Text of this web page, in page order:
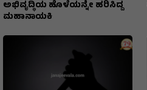
ಅಭಿವೃದ್ಧಿಯ ಹೊಳೆಯನ್ನೇ ಹರಿಸಿದ್ದ
ಮಹಾನಾಯಕಿ